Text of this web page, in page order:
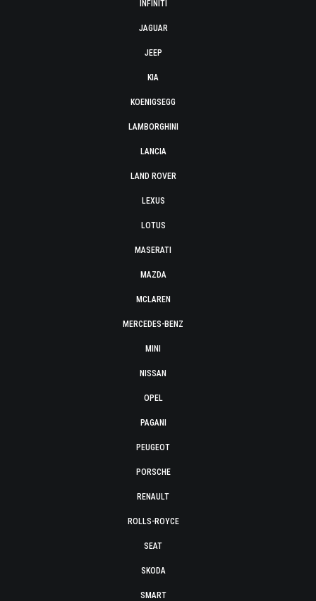
INFINITI
JAGUAR
JEEP
KIA
KOENIGSEGG
LAMBORGHINI
LANCIA
LAND ROVER
LEXUS
LOTUS
MASERATI
MAZDA
MCLAREN
MERCEDES-BENZ
MINI
NISSAN
OPEL
PAGANI
PEUGEOT
PORSCHE
RENAULT
ROLLS-ROYCE
SEAT
SKODA
SMART